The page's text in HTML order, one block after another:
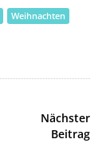
Weihnachten
Nächster
Beitrag